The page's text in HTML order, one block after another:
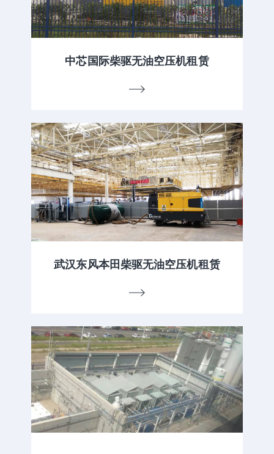
中芯国际柴驱无油空压机租赁
武汉东风本田柴驱无油空压机租赁